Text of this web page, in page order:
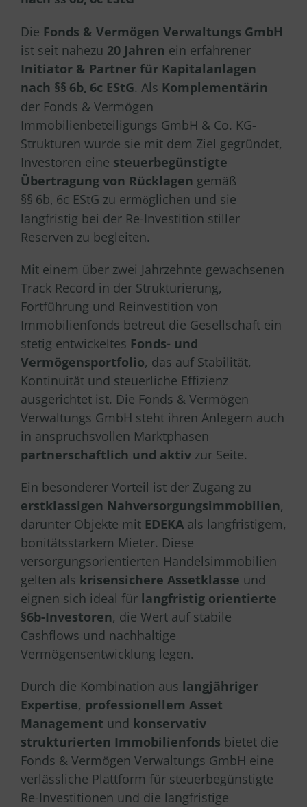
Die Fonds & Vermögen Verwaltungs GmbH
ist seit nahezu 20 Jahren ein erfahrener
Initiator & Partner für Kapitalanlagen
nach §§ 6b, 6c EStG. Als Komplementärin
der Fonds & Vermögen
Immobilienbeteiligungs GmbH & Co. KG-
Strukturen wurde sie mit dem Ziel gegründet,
Investoren eine steuerbegünstigte
Übertragung von Rücklagen gemäß
§§ 6b, 6c EStG zu ermöglichen und sie
langfristig bei der Re-Investition stiller
Reserven zu begleiten.
Mit einem über zwei Jahrzehnte gewachsenen
Track Record in der Strukturierung,
Fortführung und Reinvestition von
Immobilienfonds betreut die Gesellschaft ein
stetig entwickeltes Fonds- und
Vermögensportfolio, das auf Stabilität,
Kontinuität und steuerliche Effizienz
ausgerichtet ist. Die Fonds & Vermögen
Verwaltungs GmbH steht ihren Anlegern auch
in anspruchsvollen Marktphasen
partnerschaftlich und aktivzur Seite.
Ein besonderer Vorteil ist der Zugang zu
erstklassigen Nahversorgungsimmobilien,
darunter Objekte mit EDEKAals langfristigem,
bonitätsstarkem Mieter. Diese
versorgungsorientierten Handelsimmobilien
gelten als krisensichere Assetklasse und
eignen sich ideal für langfristig orientierte
§6b-Investoren, die Wert auf stabile
Cashflows und nachhaltige
Vermögensentwicklung legen.
Durch die Kombination aus langjähriger
Expertise, professionellem Asset
Management und konservativ
strukturierten Immobilienfonds bietet die
Fonds & Vermögen Verwaltungs GmbH eine
verlässliche Plattform für steuerbegünstigte
Re-Investitionen und die langfristige